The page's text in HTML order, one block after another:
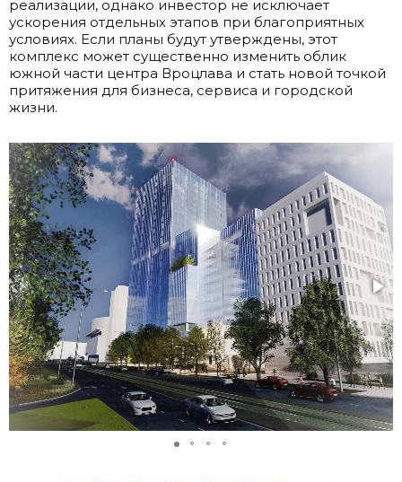
реализации, однако инвестор не исключает
ускорения отдельных этапов при благоприятных
условиях. Если планы будут утверждены, этот
комплекс может существенно изменить облик
южной части центра Вроцлава и стать новой точкой
притяжения для бизнеса, сервиса и городской
жизни.